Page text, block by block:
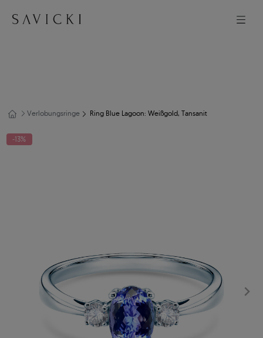
Verlobungsringe Ring Blue Lagoon: Weißgold, Tansanit
-13%